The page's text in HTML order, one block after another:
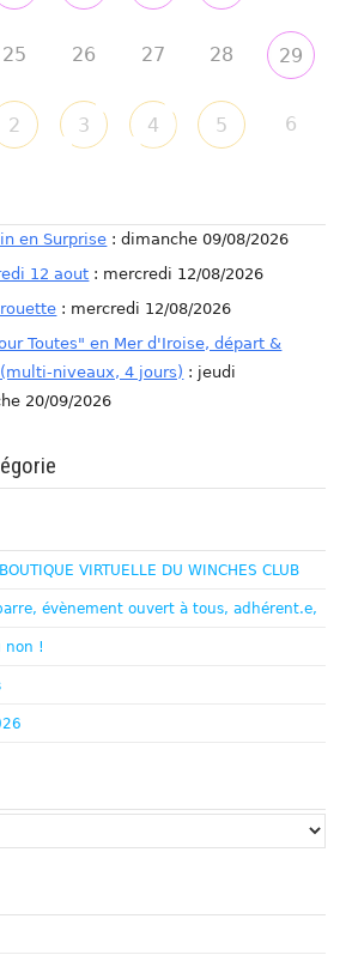
25 26 27 28 29
2 3 4 5 6
en Surprise : dimanche 09/08/2026
12 aout : mercredi 12/08/2026
: mercredi 12/08/2026
Toutes" en Mer d'Iroise, départ &
niveaux, 4 jours) : jeudi
20/09/2026
VIRTUELLE DU WINCHES CLUB
évènement ouvert à tous, adhérent.e,
non !